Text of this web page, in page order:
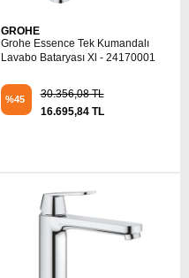
GROHE
Grohe Essence Tek Kumandalı
Lavabo Bataryası Xl - 24170001
%45
30.356,08 TL
16.695,84 TL